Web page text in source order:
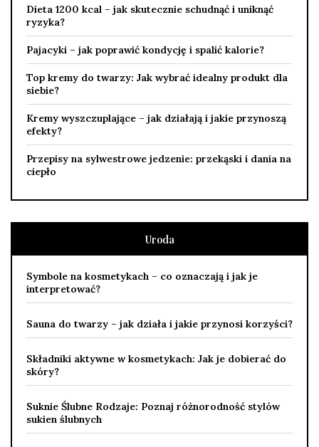
Dieta 1200 kcal – jak skutecznie schudnąć i uniknąć
ryzyka?
Pajacyki – jak poprawić kondycję i spalić kalorie?
Top kremy do twarzy: Jak wybrać idealny produkt dla
siebie?
Kremy wyszczuplające – jak działają i jakie przynoszą
efekty?
Przepisy na sylwestrowe jedzenie: przekąski i dania na
ciepło
Uroda
Symbole na kosmetykach – co oznaczają i jak je
interpretować?
Sauna do twarzy – jak działa i jakie przynosi korzyści?
Składniki aktywne w kosmetykach: Jak je dobierać do
skóry?
Suknie Ślubne Rodzaje: Poznaj różnorodność stylów
sukien ślubnych